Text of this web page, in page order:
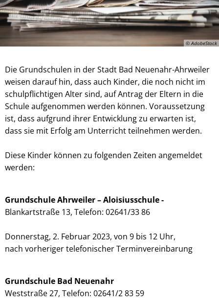
© AdobeStock
Die Grundschulen in der Stadt Bad Neuenahr-Ahrweiler
weisen darauf hin, dass auch Kinder, die noch nicht im
schulpflichtigen Alter sind, auf Antrag der Eltern in die
Schule aufgenommen werden können. Voraussetzung
ist, dass aufgrund ihrer Entwicklung zu erwarten ist,
dass sie mit Erfolg am Unterricht teilnehmen werden.
Diese Kinder können zu folgenden Zeiten angemeldet
werden:
Grundschule Ahrweiler – Aloisiusschule -
Blankartstraße 13, Telefon: 02641/33 86
Donnerstag, 2. Februar 2023, von 9 bis 12 Uhr,
nach vorheriger telefonischer Terminvereinbarung
Grundschule Bad Neuenahr
Weststraße 27, Telefon: 02641/2 83 59